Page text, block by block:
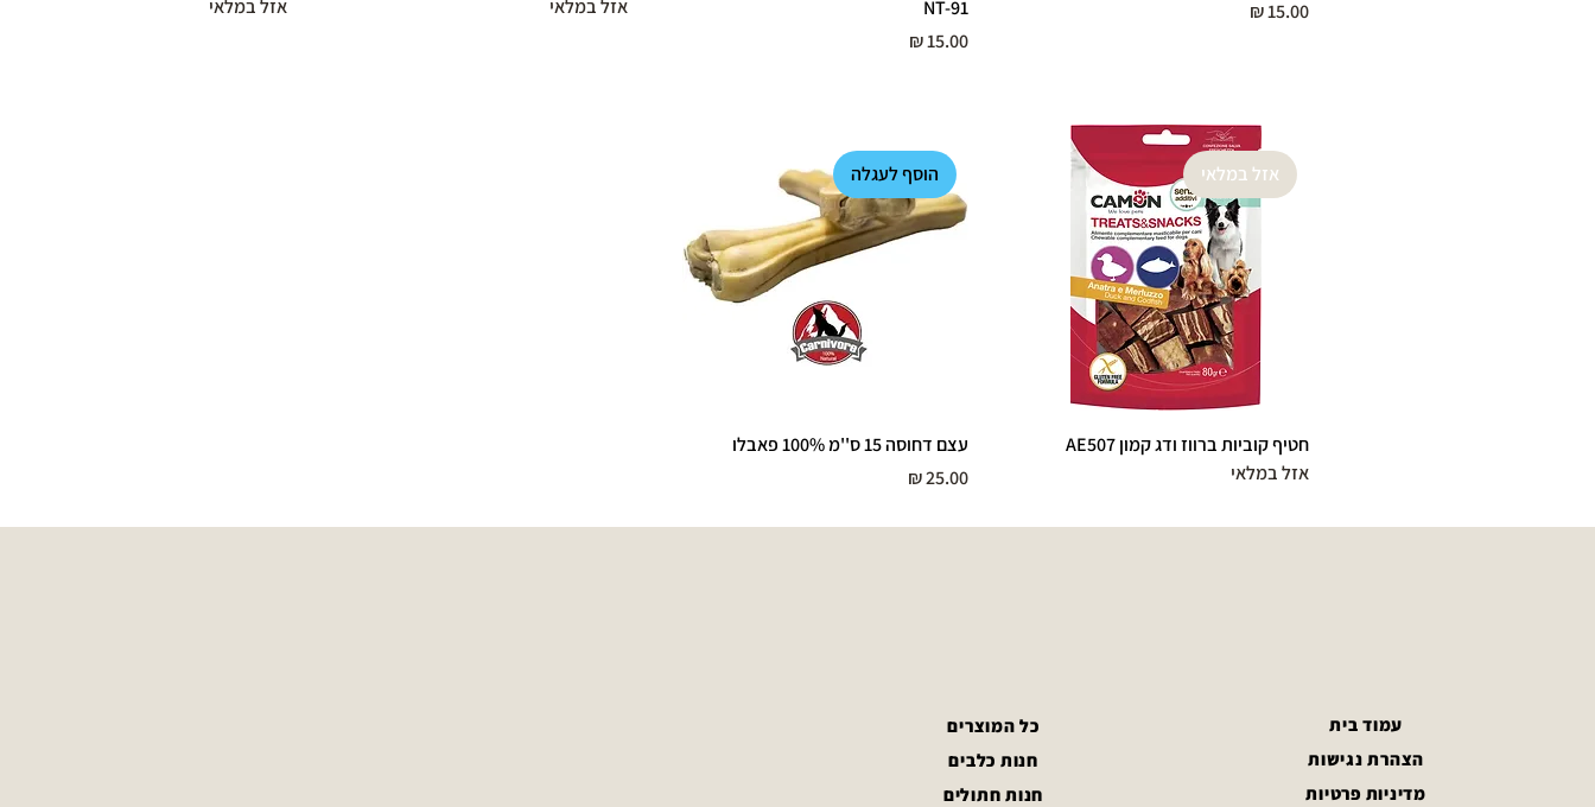
מחיר
NT-91
מחיר
אזל במלאי
אזל במלאי
אזל במלאי
חטיף קוביות ברווז ודג קמון AE507
אזל במלאי
הוסף לעגלה
עצם דחוסה 15 ס''מ 100% פאבלו
מחיר
כל המוצרים
חנות כלבים
חנות חתולים
עמוד בית
הצהרת נגישות
מדיניות פרטיות